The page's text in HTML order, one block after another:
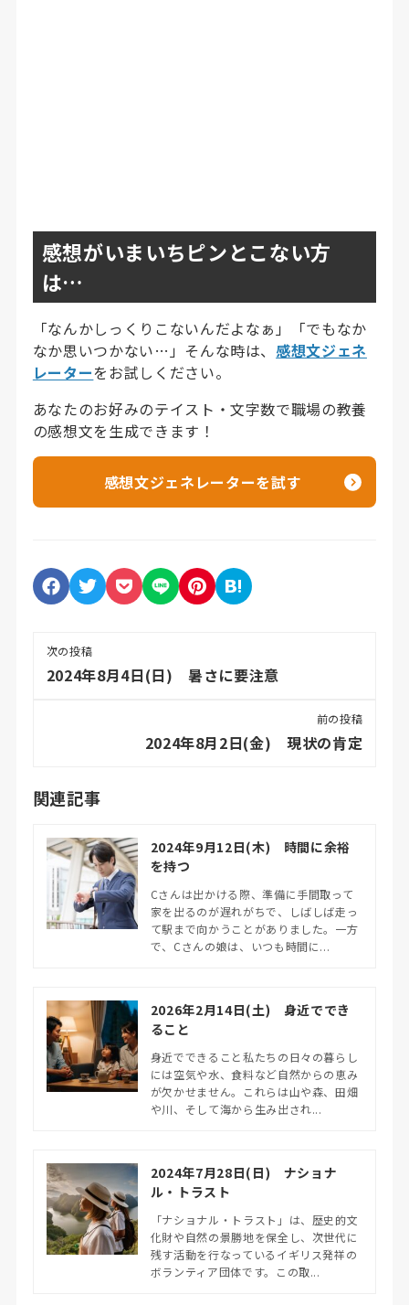
感想がいまいちピンとこない方
は…
「なんかしっくりこないんだよなぁ」「でもなか
なか思いつかない…」そんな時は、感想文ジェネ
レーターをお試しください。
あなたのお好みのテイスト・文字数で職場の教養
の感想文を生成できます！
感想文ジェネレーターを試す
次の投稿
2024年8月4日(日) 暑さに要注意
前の投稿
2024年8月2日(金) 現状の肯定
関連記事
2024年9月12日(木) 時間に余裕
を持つ
Cさんは出かける際、準備に手間取って
家を出るのが遅れがちで、しばしば走っ
て駅まで向かうことがありました。一方
で、Cさんの娘は、いつも時間に...
2026年2月14日(土) 身近ででき
ること
身近でできること私たちの日々の暮らし
には空気や水、食料など自然からの恵み
が欠かせません。これらは山や森、田畑
や川、そして海から生み出され...
2024年7月28日(日) ナショナ
ル・トラスト
「ナショナル・トラスト」は、歴史的文
化財や自然の景勝地を保全し、次世代に
残す活動を行なっているイギリス発祥の
ボランティア団体です。この取...